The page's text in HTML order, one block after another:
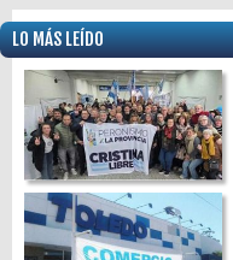
LO MÁS LEÍDO